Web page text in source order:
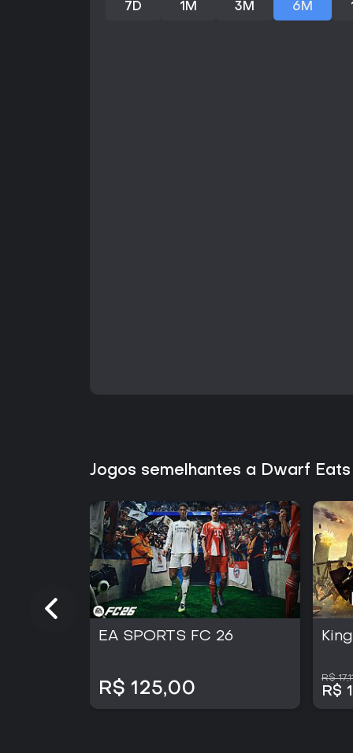
7D 1M 3M 6M
Jogos semelhantes a Dwarf
EA SPORTS FC 26
R$ 125,00
R$
R$